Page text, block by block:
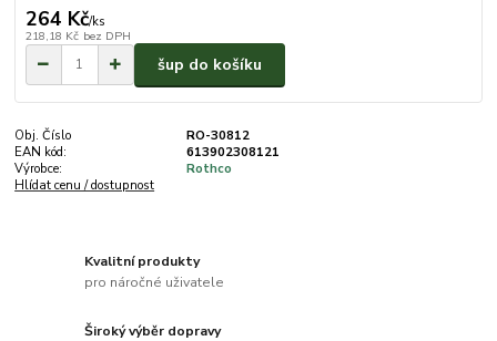
264 Kč/ks
218,18 Kč bez DPH
šup do košíku
Obj. Číslo
RO-30812
EAN kód:
613902308121
Výrobce:
Rothco
Hlídat cenu / dostupnost
Kvalitní produkty
pro náročné uživatele
Široký výběr dopravy